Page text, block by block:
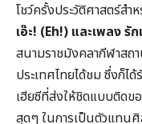
โชว์ครั้งประวัติศาสตร์สำ
เอ๊ะ! (Eh!) และเพลง รั
สนามราชมังคลากีฬาส
ประเทศไทยได้ชม ซึ่งก็ไ
เฮียซีที่ส่งให้ชิดแบบติดข
สุดๆ ในการเป็นตัวแทน